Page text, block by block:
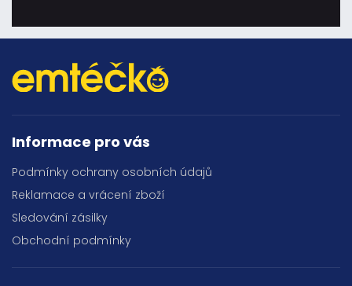
Informace pro vás
Podmínky ochrany osobních údajů
Reklamace a vrácení zboží
Sledování zásilky
Obchodní podmínky